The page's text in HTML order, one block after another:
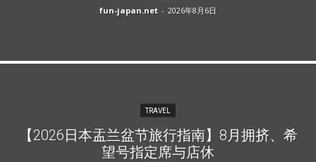
fun-japan.net - 2026年8月6日
TRAVEL
【2026日本盂兰盆节旅行指南】8月拥挤、希
望号指定席与店休